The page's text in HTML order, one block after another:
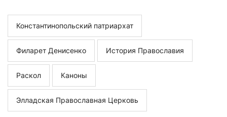
Константинопольский патриархат
Филарет Денисенко История Православия
Раскол Каноны
Элладская Православная Церковь